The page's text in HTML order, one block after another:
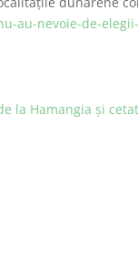
au-nevoie-de-
la Hamangia și